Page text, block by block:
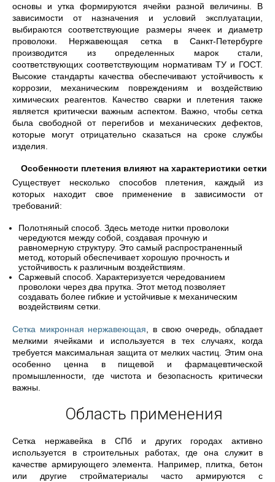
основы и утка формируются ячейки разной величины. В
зависимости от назначения и условий эксплуатации,
выбираются соответствующие размеры ячеек и диаметр
проволоки. Нержавеющая сетка в Санкт-Петербурге
производится из определенных марок стали,
соответствующих соответствующим нормативам ТУ и ГОСТ.
Высокие стандарты качества обеспечивают устойчивость к
коррозии, механическим повреждениям и воздействию
химических реагентов. Качество сварки и плетения также
является критически важным аспектом. Важно, чтобы сетка
была свободной от перегибов и механических дефектов,
которые могут отрицательно сказаться на сроке службы
изделия.
Особенности плетения влияют на характеристики сетки
Существует несколько способов плетения, каждый из
которых находит свое применение в зависимости от
требований:
Полотняный способ. Здесь методе нитки проволоки
чередуются между собой, создавая прочную и
равномерную структуру. Это самый распространенный
метод, который обеспечивает хорошую прочность и
устойчивость к различным воздействиям.
Саржевый способ. Характеризуется чередованием
проволоки через два прутка. Этот метод позволяет
создавать более гибкие и устойчивые к механическим
воздействиям сетки.
Сетка микронная нержавеющая , в свою очередь, обладает
мелкими ячейками и используется в тех случаях, когда
требуется максимальная защита от мелких частиц. Этим она
особенно ценна в пищевой и фармацевтической
промышленности, где чистота и безопасность критически
важны.
Область применения
Сетка нержавейка в СПб и других городах активно
используется в строительных работах, где она служит в
качестве армирующего элемента. Например, плитка, бетон
или другие стройматериалы часто армируются с